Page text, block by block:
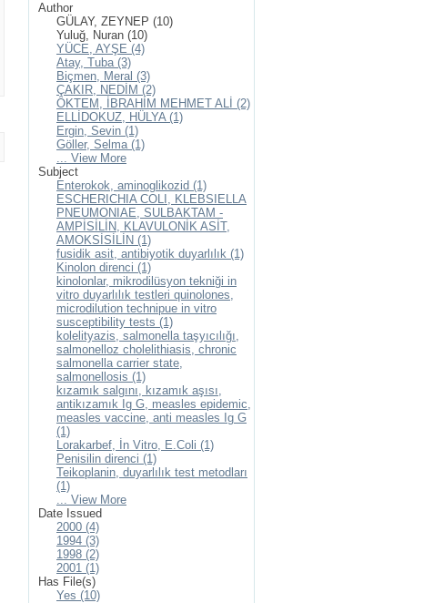
Author
GÜLAY, ZEYNEP (10)
Yuluğ, Nuran (10)
YÜCE, AYŞE (4)
Atay, Tuba (3)
Biçmen, Meral (3)
ÇAKIR, NEDİM (2)
ÖKTEM, İBRAHİM MEHMET ALİ (2)
ELLİDOKUZ, HÜLYA (1)
Ergin, Sevin (1)
Göller, Selma (1)
... View More
Subject
Enterokok, aminoglikozid (1)
ESCHERICHIA COLI, KLEBSIELLA
PNEUMONIAE, SULBAKTAM -
AMPİSİLİN, KLAVULONİK ASİT,
AMOKSİSİLİN (1)
fusidik asit, antibiyotik duyarlılık (1)
Kinolon direnci (1)
kinolonlar, mikrodilüsyon tekniği in
vitro duyarlılık testleri quinolones,
microdilution technipue in vitro
susceptibility tests (1)
kolelityazis, salmonella taşyıcılığı,
salmonelloz cholelithiasis, chronic
salmonella carrier state,
salmonellosis (1)
kızamık salgını, kızamık aşısı,
antikızamık Ig G, measles epidemic,
measles vaccine, anti measles Ig G
(1)
Lorakarbef, İn Vitro, E.Coli (1)
Penisilin direnci (1)
Teikoplanin, duyarlılık test metodları
(1)
... View More
Date Issued
2000 (4)
1994 (3)
1998 (2)
2001 (1)
Has File(s)
Yes (10)